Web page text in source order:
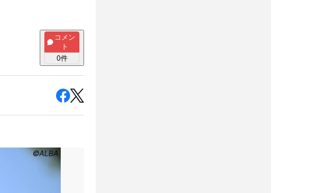
コメン
ト
0件